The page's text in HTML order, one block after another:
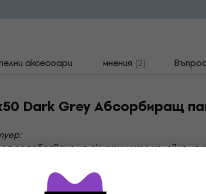
аксесоари мнения (2)
Dark Grey Абсорбиращ
подобряване на акустичните условия
много лесно и няма проблем с
за облицоване на интериора на